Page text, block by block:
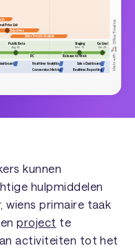
kunnen
hulpmiddelen
wiens primaire taak
project te
activiteiten tot het